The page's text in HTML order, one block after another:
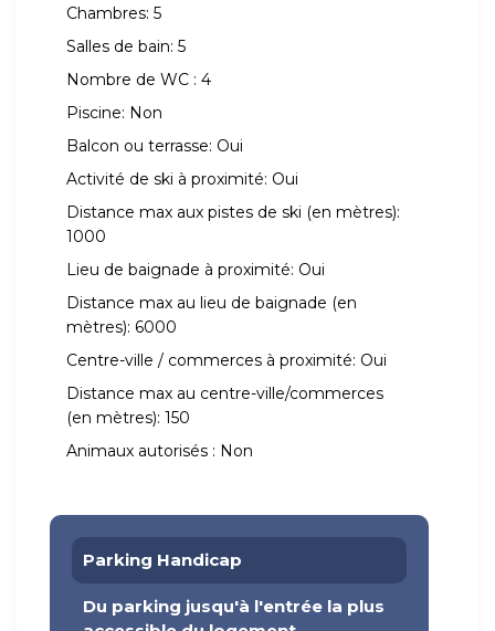
Chambres: 5
Salles de bain: 5
Nombre de WC : 4
Piscine: Non
Balcon ou terrasse: Oui
Activité de ski à proximité: Oui
Distance max aux pistes de ski (en mètres):
1000
Lieu de baignade à proximité: Oui
Distance max au lieu de baignade (en
mètres): 6000
Centre-ville / commerces à proximité: Oui
Distance max au centre-ville/commerces
(en mètres): 150
Animaux autorisés : Non
Parking Handicap
Du parking jusqu'à l'entrée la plus